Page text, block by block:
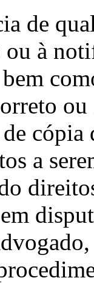
de
à
cópia
a